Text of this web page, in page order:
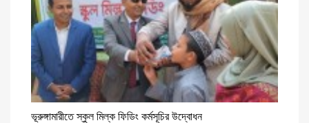
ভূরুঙ্গামারীতে স্কুল মিল্ক ফিডিং কর্মসূচির উদ্বোধন